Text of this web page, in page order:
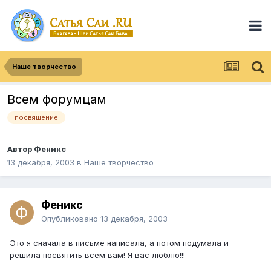
Наше творчество
Всем форумцам
посвящение
Автор Феникс
13 декабря, 2003 в Наше творчество
Феникс
Опубликовано 13 декабря, 2003
Это я сначала в письме написала, а потом подумала и
решила посвятить всем вам! Я вас люблю!!!